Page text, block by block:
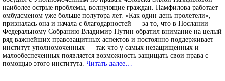
наиболее острые проблемы, волнующие граждан. Памфилова работает
омбудсменом уже больше полутора лет. «Как один день пролетели», —
призналась она и начала с благодарностей — за то, что в Послании
Федеральному Собранию Владимир Путин обратил внимание на целый
ряд важнейших правозащитных аспектов и постоянно поддерживает
институт уполномоченных — так что у самых незащищенных и
малообеспеченных появляется возможность защищать свои права с
помощью этого института. Читать далее…